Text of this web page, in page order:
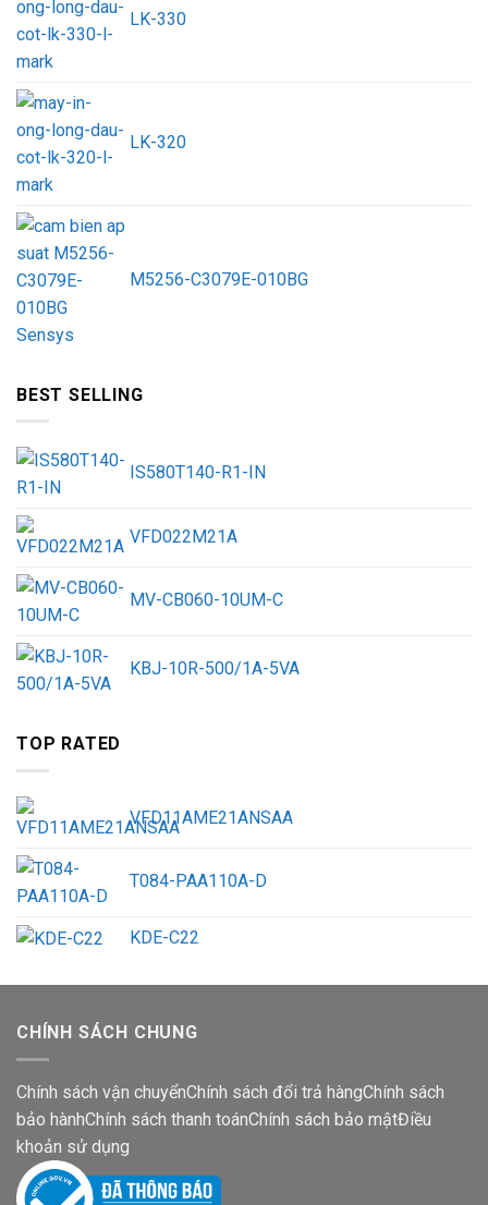
LK-330
LK-320
M5256-C3079E-010BG
BEST SELLING
IS580T140-R1-IN
VFD022M21A
MV-CB060-10UM-C
KBJ-10R-500/1A-5VA
TOP RATED
VFD11AME21ANSAA
T084-PAA110A-D
KDE-C22
CHÍNH SÁCH CHUNG
Chính sách vận chuyểnChính sách đổi trả hàngChính sách
bảo hànhChính sách thanh toánChính sách bảo mậtĐiều
khoản sử dụng